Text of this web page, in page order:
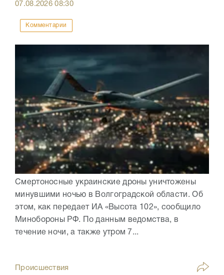
07.08.202608:30
Комментарии
Смертоносные украинские дроны уничтожены
минувшими ночью в Волгоградской области. Об
этом, как передает ИА «Высота 102», сообщило
Минобороны РФ. По данным ведомства, в
течение ночи, а также утром 7...
Происшествия